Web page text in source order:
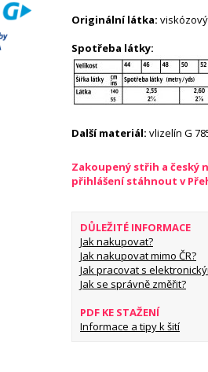
Originální látka:
Spotřeba látky:
Další materiál: vlizelín G
Zakoupený střih a český
přihlášení stáhnout v
DŮLEŽITÉ INFORMACE
Jak nakupovat?
Jak nakupovat mimo ČR?
Jak pracovat s
Jak se správně změřit?
PDF KE STAŽENÍ
Informace a tipy k šití